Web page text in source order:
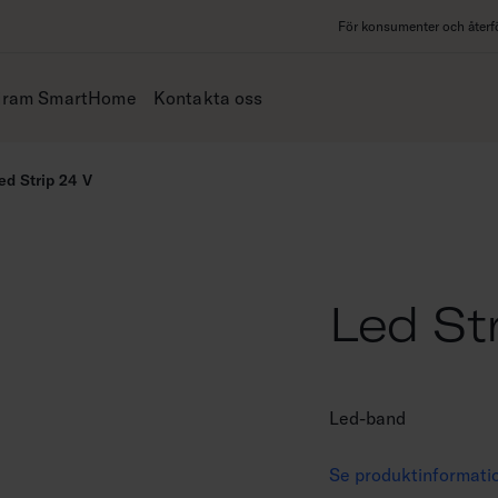
För konsumenter och
SmartHome Kontakta oss
Strip 24 V
Led
Led-band
Se